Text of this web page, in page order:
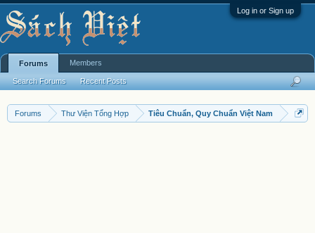
Log in or Sign up
Forums Thư Viện Tổng Hợp Tiêu Chuẩn, Quy Chuẩn Việt Nam
Forums
Search Forums Recent Posts
Members